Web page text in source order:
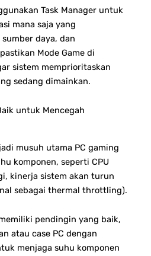
Task Manager untuk
mana saja yang
daya, dan
Mode Game di
sistem memprioritaskan
sedang dimainkan.
untuk Mencegah
musuh utama PC gaming
komponen, seperti CPU
kinerja sistem akan turun
sebagai thermal throttling).
pendingin yang baik,
atau case PC dengan
menjaga suhu komponen